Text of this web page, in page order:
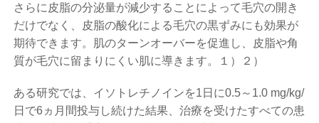
さらに皮脂の分泌量が減少することによって毛穴の開き
だけでなく、皮脂の酸化による毛穴の黒ずみにも効果が
期待できます。肌のターンオーバーを促進し、皮脂や角
質が毛穴に留まりにくい肌に導きます。
１）２）
ある研究では、イソトレチノインを1日に0.5～1.0 mg/kg/
日で6ヵ月間投与し続けた結果、治療を受けたすべての患